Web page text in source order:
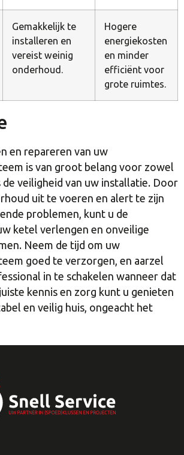
Gemakkelijk te
installeren en
vereist weinig
onderhoud.
Hogere
energiekosten
en minder
efficiënt voor
grote ruimtes.
en repareren van uw
is van groot belang voor zowel
veiligheid van uw installatie. Door
uit te voeren en alert te zijn
problemen, kunt u de
ketel verlengen en onveilige
Neem de tijd om uw
goed te verzorgen, en aarzel
in te schakelen wanneer dat
kennis en zorg kunt u genieten
en veilig huis, ongeacht het